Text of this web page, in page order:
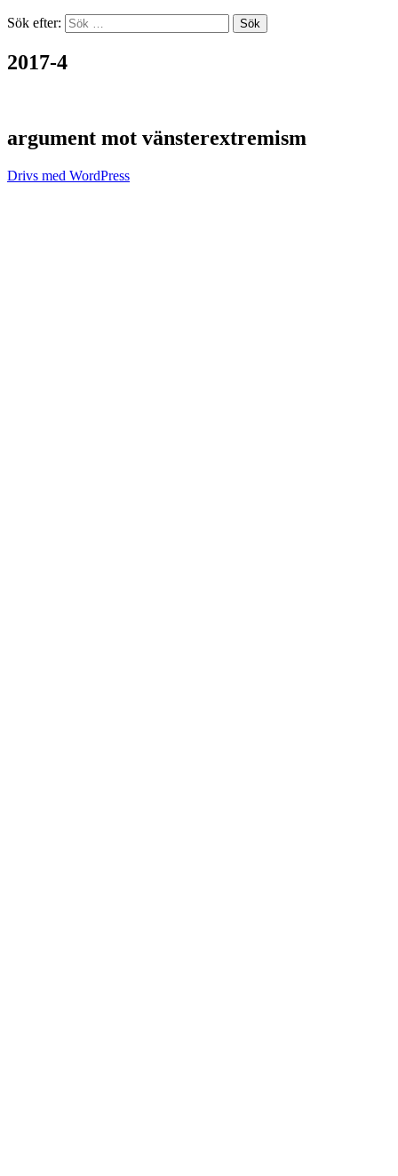
Sök efter:
2017-4
argument mot vänsterextremism
Drivs med WordPress